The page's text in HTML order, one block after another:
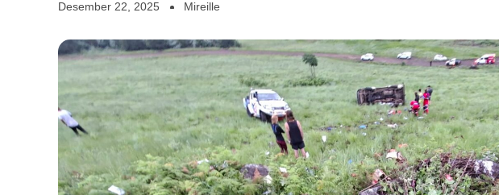
Desember 22, 2025 Mireille